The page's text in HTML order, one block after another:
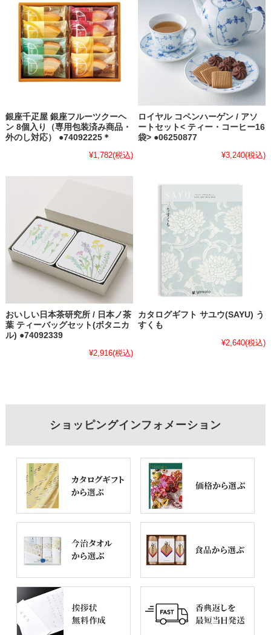
銀座千疋屋 銀座フルーツクーヘ
ン 8個入り（専用包装済み商品・
外のし対応） ●74092225＊
¥1,782(税込)
ロイヤル コペンハーゲン / アソ
ートセット< ティー・コーヒー16
袋> ●06250877
¥3,240(税込)
おいしい日本茶研究所 / 日本ノ茶
葉 ティーバッグセット(ボタニカ
ル) ●74092339
¥2,916(税込)
カタログギフト サユウ(SAYU) う
すくも
¥2,640(税込)
ショッピングインフォメーション